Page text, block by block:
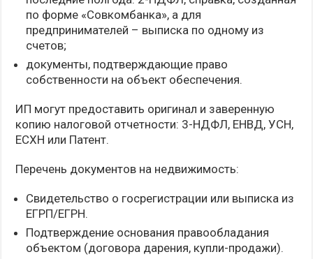
по форме «Совкомбанка», а для
предпринимателей – выписка по одному из
счетов;
документы, подтверждающие право
собственности на объект обеспечения.
ИП могут предоставить оригинал и заверенную
копию налоговой отчетности: 3-НДФЛ, ЕНВД, УСН,
ЕСХН или Патент.
Перечень документов на недвижимость:
Свидетельство о госрегистрации или выписка из
ЕГРП/ЕГРН.
Подтверждение основания правообладания
объектом (договора дарения, купли-продажи).